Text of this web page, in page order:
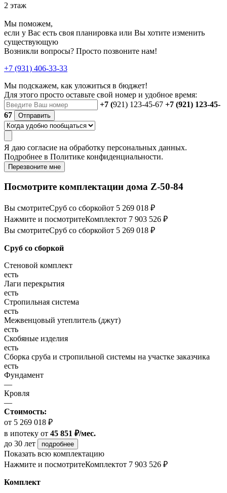
2 этаж
Мы поможем,
если у Вас есть своя планировка или Вы хотите изменить
существующую
Возникли вопросы? Просто позвоните нам!
+7 (931) 406-33-33
Мы подскажем, как уложиться в бюджет!
Для этого просто оставьте свой номер и удобное время:
+7 (921) 123-45-67 +7 (921) 123-45-
67
Отправить
Я даю согласие на обработку персональных данных.
Подробнее в Политике конфиденциальности.
Перезвоните мне
Посмотрите комплектации дома Z-50-84
Вы смотритеСруб со сборкойот 5 269 018 ₽
Нажмите и посмотритеКомплектот 7 903 526 ₽
Вы смотритеСруб со сборкойот 5 269 018 ₽
Сруб со сборкой
Стеновой комплект
есть
Лаги перекрытия
есть
Стропильная система
есть
Межвенцовый утеплитель (джут)
есть
Скобяные изделия
есть
Сборка сруба и стропильной системы на участке заказчика
есть
Фундамент
—
Кровля
—
Стоимость:
от 5 269 018 ₽
в ипотеку от 45 851 ₽/мес.
до 30 лет
подробнее
Показать всю комплектацию
Нажмите и посмотритеКомплектот 7 903 526 ₽
Комплект